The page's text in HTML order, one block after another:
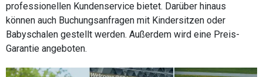
professionellen Kundenservice bietet. Darüber hinaus
können auch Buchungsanfragen mit Kindersitzen oder
Babyschalen gestellt werden. Außerdem wird eine Preis-
Garantie angeboten.